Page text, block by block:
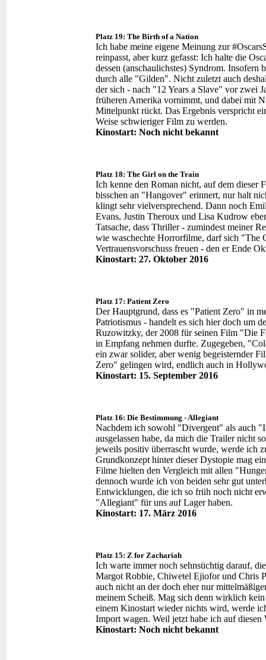
Platz 19: The Birth of a Nation
Ich habe meine eigene Meinung zur
reinpasst, aber kurz gefasst: Ich halte die
dessen (anschaulichstes) Syndrom.
durch alle "Gilden". Nicht zuletzt auch
der sich - nach "12 Years a Slave" vor zwei
früheren Amerika vornimmt, und dabei mit
Mittelpunkt rückt. Das Ergebnis verspricht
Weise schwieriger Film zu werden.
Kinostart: Noch nicht bekannt
Platz 18: The Girl on the Train
Ich kenne den Roman nicht, auf dem dieser
bisschen an "Hangover" erinnert, nur halt
klingt sehr vielversprechend. Dann noch
Evans, Justin Theroux und Lisa Kudrow
Tatsache, dass Thriller - zumindest meiner
wie waschechte Horrorfilme, darf sich "The
Vertrauensvorschuss freuen - den er Ende
Kinostart: 27. Oktober 2016
Platz 17: Patient Zero
Der Hauptgrund, dass es "Patient Zero" in
Patriotismus - handelt es sich hier doch um
Ruzowitzky, der 2008 für seinen Film "Die
in Empfang nehmen durfte. Zugegeben,
ein zwar solider, aber wenig begeisternder
Zero" gelingen wird, endlich auch in
Kinostart: 15. September 2016
Platz 16: Die Bestimmung - Allegiant
Nachdem ich sowohl "Divergent" als auch
ausgelassen habe, da mich die Trailer nicht
jeweils positiv überrascht wurde, werde ich
Grundkonzept hinter dieser Dystopie mag
Filme hielten den Vergleich mit allen
dennoch wurde ich von beiden sehr gut
Entwicklungen, die ich so früh noch nicht
"Allegiant" für uns auf Lager haben.
Kinostart: 17. März 2016
Platz 15: Z for Zachariah
Ich warte immer noch sehnsüchtig darauf,
Margot Robbie, Chiwetel Ejiofor und Chris
auch nicht an der doch eher nur
meinem Scheiß. Mag sich denn wirklich
einem Kinostart wieder nichts wird, werde
Import wagen. Weil jetzt habe ich auf
Kinostart: Noch nicht bekannt